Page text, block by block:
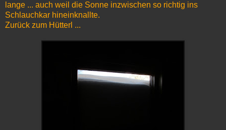
lange ... auch weil die Sonne inzwischen so richtig ins
Schlauchkar hineinknallte.
Zurück zum Hütterl ...